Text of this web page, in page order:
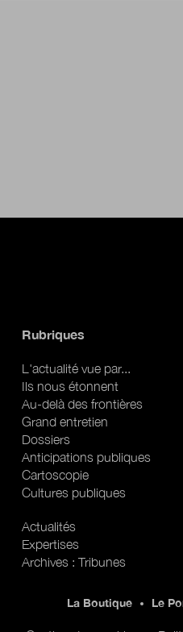
Rubriques
L'actualité vue par...
Ils nous étonnent
Au-delà des frontières
Grand entretien
Dossiers
Anticipations publiques
Cartoscopie
Cultures publiques
Rubriques (web)
Actualités
Expertises
Archives : Tribunes
La Boutique Le